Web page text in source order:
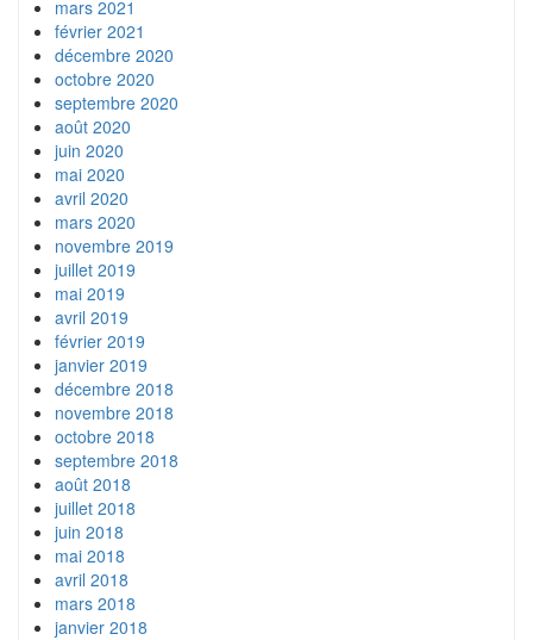
mars 2021
février 2021
décembre 2020
octobre 2020
septembre 2020
août 2020
juin 2020
mai 2020
avril 2020
mars 2020
novembre 2019
juillet 2019
mai 2019
avril 2019
février 2019
janvier 2019
décembre 2018
novembre 2018
octobre 2018
septembre 2018
août 2018
juillet 2018
juin 2018
mai 2018
avril 2018
mars 2018
janvier 2018